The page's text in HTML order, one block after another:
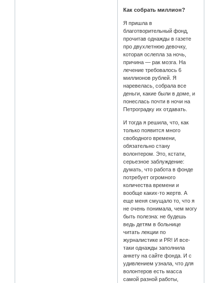
Как собрать миллион?
Я пришла в
благотворительный фонд,
прочитав однажды в газете
про двухлетнюю девочку,
которая ослепла за ночь,
причина — рак мозга. На
лечение требовалось 6
миллионов рублей. Я
наревелась, собрала все
деньги, какие были в доме, и
понеслась почти в ночи на
Петроградку их отдавать.
И тогда я решила, что, как
только появится много
свободного времени,
обязательно стану
волонтером. Это, кстати,
серьезное заблуждение:
думать, что работа в фонде
потребует огромного
количества времени и
вообще каких-то жертв. А
еще меня смущало то, что я
не очень понимала, чем могу
быть полезна: не будешь
ведь детям в больнице
читать лекции по
журналистике и PR! И все-
таки однажды заполнила
анкету на сайте фонда. И с
удивлением узнала, что для
волонтеров есть масса
самой разной работы,